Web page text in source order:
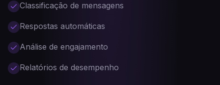
Classificação de mensagens
Respostas automáticas
Análise de engajamento
Relatórios de desempenho